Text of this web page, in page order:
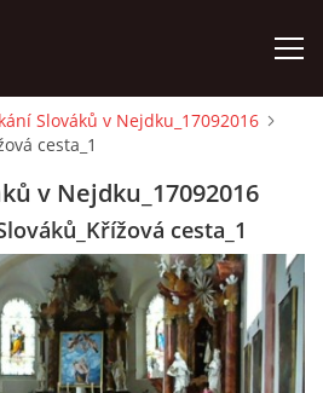
Slováků v Nejdku_17092016
cesta_1
v Nejdku_17092016
cesta_1